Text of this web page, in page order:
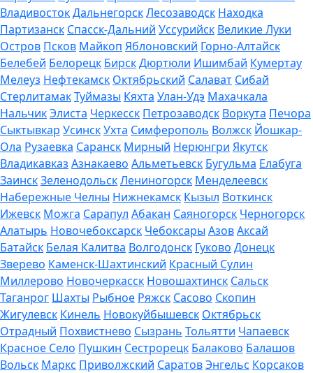
ВладивостокДальнегорскЛесозаводск Находка
Партизанск Спасск-Дальний Уссурийск Великие Луки
Остров Псков Майкоп Яблоновский Горно-Алтайск
Белебей Белорецк БирскДюртюли Ишимбай Кумертау
Мелеуз Нефтекамск Октябрьский Салават Сибай
СтерлитамакТуймазы Кяхта Улан-Удэ Махачкала
НальчикЭлиста Черкесск Петрозаводск Воркута Печора
Сыктывкар УсинскУхта Симферополь Волжск Йошкар-
Ола Рузаевка Саранск Мирный Нерюнгри Якутск
Владикавказ Азнакаево Альметьевск Бугульма Елабуга
ЗаинскЗеленодольскЛениногорск Менделеевск
Набережные Челны Нижнекамск Кызыл Воткинск
Ижевск Можга Сарапул Абакан Саяногорск Черногорск
Алатырь Новочебоксарск Чебоксары АзовАксай
Батайск Белая Калитва Волгодонск Гуково Донецк
Зверево Каменск-Шахтинский Красный Сулин
Миллерово Новочеркасск Новошахтинск Сальск
Таганрог Шахты Рыбное Ряжск Сасово Скопин
Жигулевск Кинель Новокуйбышевск Октябрьск
Отрадный Похвистнево Сызрань Тольятти Чапаевск
Красное Село Пушкин Сестрорецк Балаково Балашов
Вольск Маркс Приволжский СаратовЭнгельс Корсаков